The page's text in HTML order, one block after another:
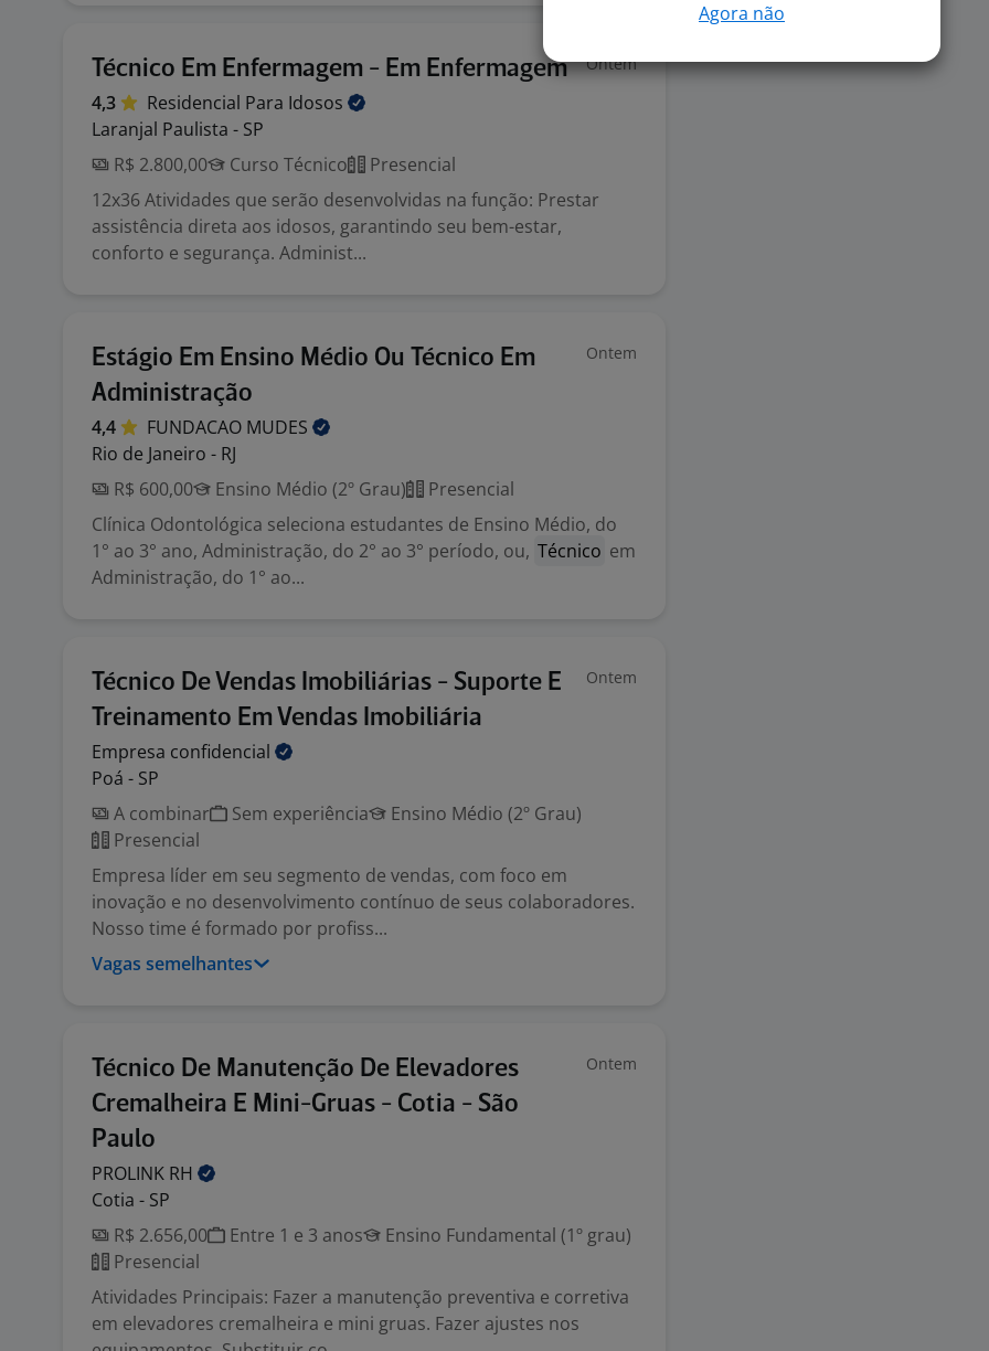
Técnico Em Enfermagem - Em Enfermagem Ontem
4,3 Residencial Para Idosos
Laranjal Paulista - SP
R$ 2.800,00
Curso Técnico
Presencial
12x36 Atividades que serão desenvolvidas na função: Prestar
assistência direta aos idosos, garantindo seu bem-estar,
conforto e segurança. Administ...
Estágio Em Ensino Médio Ou Técnico Em
Administração
Ontem
4,4 FUNDACAO MUDES
Rio de Janeiro - RJ
R$ 600,00
Ensino Médio (2º Grau)
Presencial
Clínica Odontológica seleciona estudantes de Ensino Médio, do
1° ao 3° ano, Administração, do 2° ao 3° período, ou, Técnico em
Administração, do 1° ao...
Técnico De Vendas Imobiliárias - Suporte E
Treinamento Em Vendas Imobiliária
Ontem
Empresa confidencial
Poá - SP
A combinar
Sem experiência
Ensino Médio (2º Grau)
Presencial
Empresa líder em seu segmento de vendas, com foco em
inovação e no desenvolvimento contínuo de seus colaboradores.
Nosso time é formado por profiss...
Vagas semelhantes
Técnico De Manutenção De Elevadores
Cremalheira E Mini-Gruas - Cotia - São
Paulo
Ontem
PROLINK RH
Cotia - SP
R$ 2.656,00
Entre 1 e 3 anos
Ensino Fundamental (1º grau)
Presencial
Atividades Principais: Fazer a manutenção preventiva e corretiva
em elevadores cremalheira e mini gruas. Fazer ajustes nos
Agora não